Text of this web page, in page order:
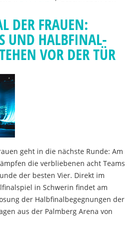
DER FRAUEN:
UND HALBFINAL-
VOR DER TÜR
geht in die nächste Runde: Am
die verbliebenen acht Teams
der besten Vier. Direkt im
in Schwerin findet am
der Halbfinalbegegnungen der
aus der Palmberg Arena von